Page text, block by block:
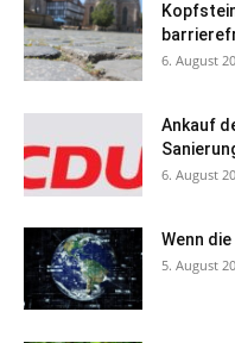
6. August
Ankauf
6. August
Wenn
5. August